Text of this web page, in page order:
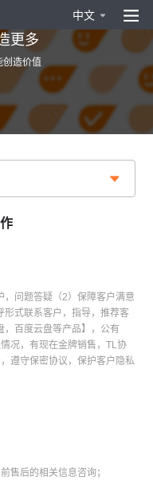
中文
更多
创造价值
，问题答疑（2）保障客户满意
形式联系客户，指导，推荐客
，百度云盘等产品】，公有
况，有现在金牌销售，TL协
遵守保密协议，保护客户隐私
售后的相关信息咨询；